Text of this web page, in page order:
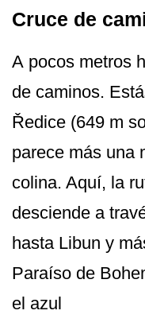
Cruce de
A pocos metros
de caminos.
Ředice (649 m
parece más una
colina. Aquí, la
desciende a
hasta Libun y
Paraíso de
el azul